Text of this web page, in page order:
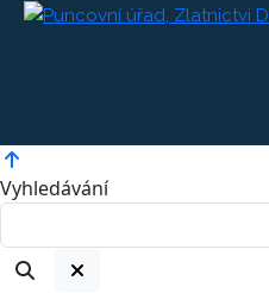
Vyhledávání